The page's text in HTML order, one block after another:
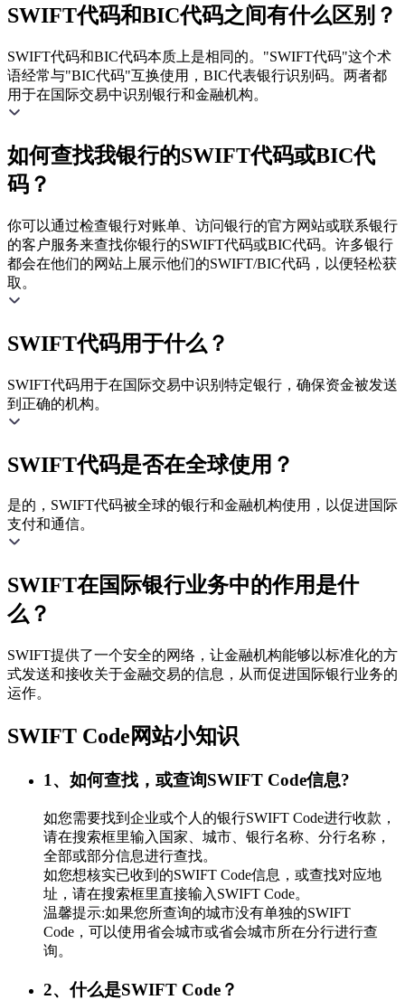
SWIFT代码和BIC代码之间有什么区别？
SWIFT代码和BIC代码本质上是相同的。"SWIFT代码"这个术
语经常与"BIC代码"互换使用，BIC代表银行识别码。两者都
用于在国际交易中识别银行和金融机构。
如何查找我银行的SWIFT代码或BIC代
码？
你可以通过检查银行对账单、访问银行的官方网站或联系银行
的客户服务来查找你银行的SWIFT代码或BIC代码。许多银行
都会在他们的网站上展示他们的SWIFT/BIC代码，以便轻松获
取。
SWIFT代码用于什么？
SWIFT代码用于在国际交易中识别特定银行，确保资金被发送
到正确的机构。
SWIFT代码是否在全球使用？
是的，SWIFT代码被全球的银行和金融机构使用，以促进国际
支付和通信。
SWIFT在国际银行业务中的作用是什
么？
SWIFT提供了一个安全的网络，让金融机构能够以标准化的方
式发送和接收关于金融交易的信息，从而促进国际银行业务的
运作。
SWIFT Code网站小知识
1、如何查找，或查询SWIFT Code信息?
如您需要找到企业或个人的银行SWIFT Code进行收款，
请在搜索框里输入国家、城市、银行名称、分行名称，
全部或部分信息进行查找。
如您想核实已收到的SWIFT Code信息，或查找对应地
址，请在搜索框里直接输入SWIFT Code。
温馨提示:如果您所查询的城市没有单独的SWIFT
Code，可以使用省会城市或省会城市所在分行进行查
询。
2、什么是SWIFT Code？